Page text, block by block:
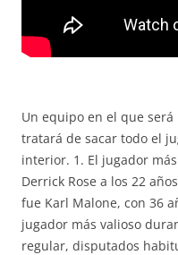
Un equipo en el que
tratará de sacar todo el
interior. 1. El jugador
Derrick Rose a los 22
fue Karl Malone, con 36
jugador más valioso
regular, disputados